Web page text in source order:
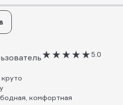
5.0
комфортная